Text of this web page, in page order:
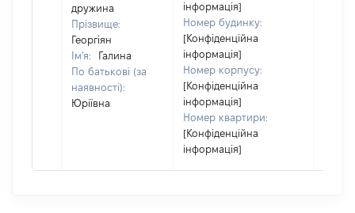
дружина
Прізвище:
Георгіян
Ім'я:
Галина
По батькові (за
наявності):
Юріївна
інформація]
Номер будинку:
[Конфіденційна
інформація]
Номер корпусу:
[Конфіденційна
інформація]
Номер квартири:
[Конфіденційна
інформація]